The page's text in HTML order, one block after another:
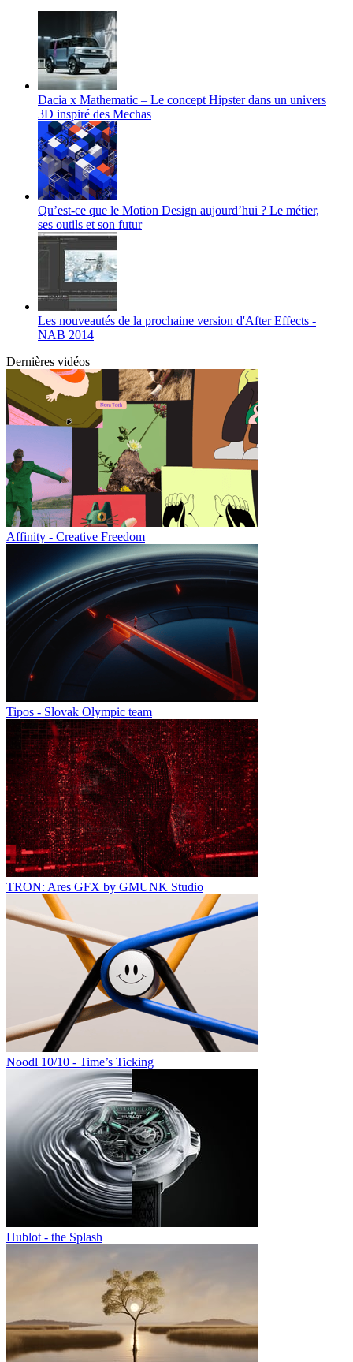
Dacia x Mathematic – Le concept Hipster dans un univers
3D inspiré des Mechas
Qu’est-ce que le Motion Design aujourd’hui ? Le métier,
ses outils et son futur
Les nouveautés de la prochaine version d'After Effects -
NAB 2014
Dernières vidéos
Affinity - Creative Freedom
Tipos - Slovak Olympic team
TRON: Ares GFX by GMUNK Studio
Noodl 10/10 - Time’s Ticking
Hublot - the Splash